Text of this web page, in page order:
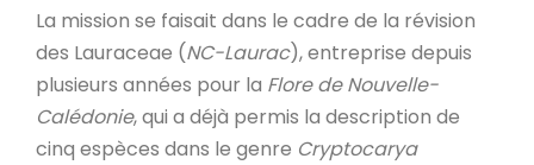
La mission se faisait dans le cadre de la révision
des Lauraceae (NC-Laurac), entreprise depuis
plusieurs années pour la Flore de Nouvelle-
Calédonie, qui a déjà permis la description de
cinq espèces dans le genre Cryptocarya